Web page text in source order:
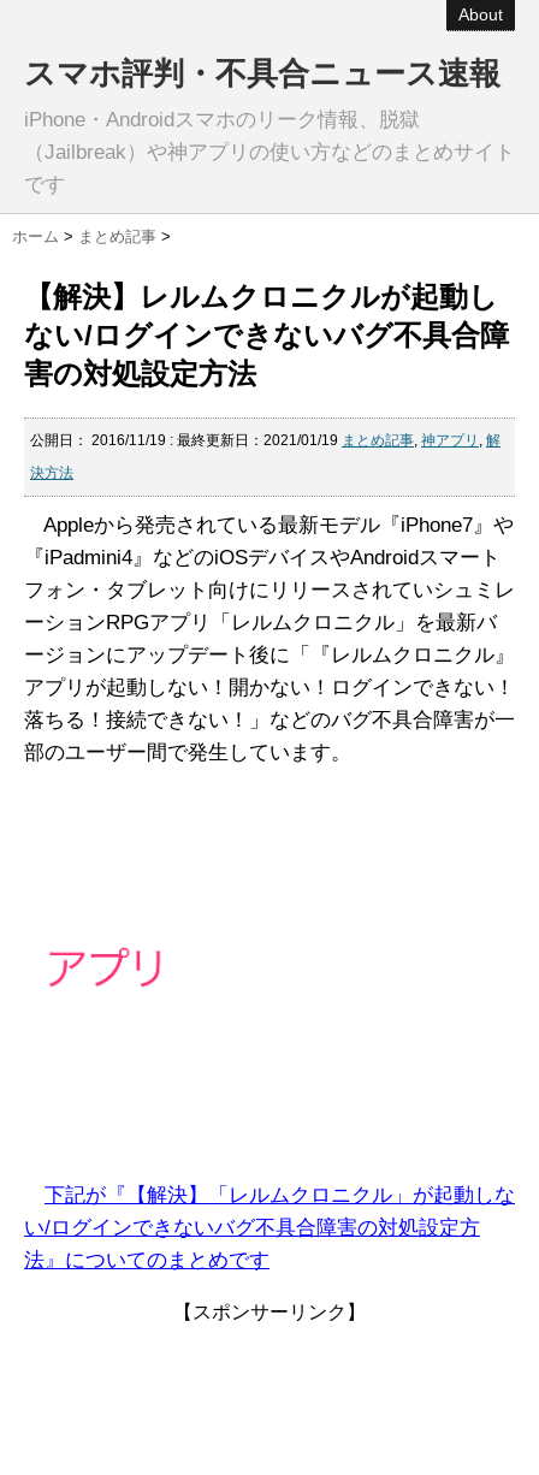
About
スマホ評判・不具合ニュース速報
iPhone・Androidスマホのリーク情報、脱獄
（Jailbreak）や神アプリの使い方などのまとめサイト
です
ホーム > まとめ記事 >
【解決】レルムクロニクルが起動し
ない/ログインできないバグ不具合障
害の対処設定方法
公開日： 2016/11/19 : 最終更新日：2021/01/19 まとめ記事, 神アプリ , 解
決方法
Appleから発売されている最新モデル『iPhone7』や
『iPadmini4』などのiOSデバイスやAndroidスマート
フォン・タブレット向けにリリースされていシュミレ
ーションRPGアプリ「レルムクロニクル」を最新バ
ージョンにアップデート後に「『レルムクロニクル』
アプリが起動しない！開かない！ログインできない！
落ちる！接続できない！」などのバグ不具合障害が一
部のユーザー間で発生しています。
下記が『【解決】「レルムクロニクル」が起動しな
い/ログインできないバグ不具合障害の対処設定方
法』についてのまとめです
【スポンサーリンク】